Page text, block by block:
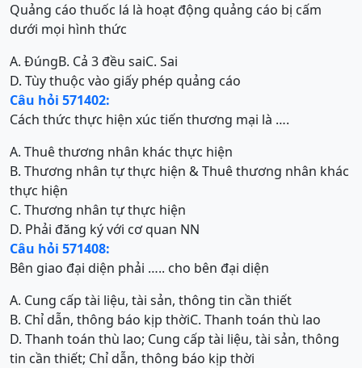
Quảng cáo thuốc lá là hoạt động quảng cáo bị cấm
dưới mọi hình thức
A. ĐúngB. Cả 3 đều saiC. Sai
D. Tùy thuộc vào giấy phép quảng cáo
Câu hỏi 571402:
Cách thức thực hiện xúc tiến thương mại là ….
A. Thuê thương nhân khác thực hiện
B. Thương nhân tự thực hiện & Thuê thương nhân khác
thực hiện
C. Thương nhân tự thực hiện
D. Phải đăng ký với cơ quan NN
Câu hỏi 571408:
Bên giao đại diện phải ….. cho bên đại diện
A. Cung cấp tài liệu, tài sản, thông tin cần thiết
B. Chỉ dẫn, thông báo kịp thờiC. Thanh toán thù lao
D. Thanh toán thù lao; Cung cấp tài liệu, tài sản, thông
tin cần thiết; Chỉ dẫn, thông báo kịp thời